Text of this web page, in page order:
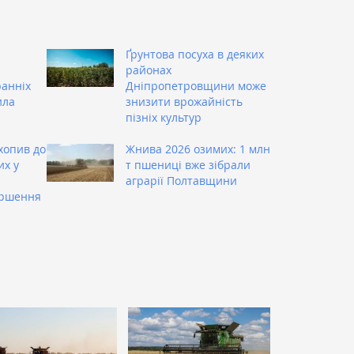
Ґрунтова посуха в деяких
районах
Дніпропетровщини може
знизити врожайність
пізніх культур
до
у
Жнива 2026 озимих: 1 млн
т пшениці вже зібрали
аграрії Полтавщини